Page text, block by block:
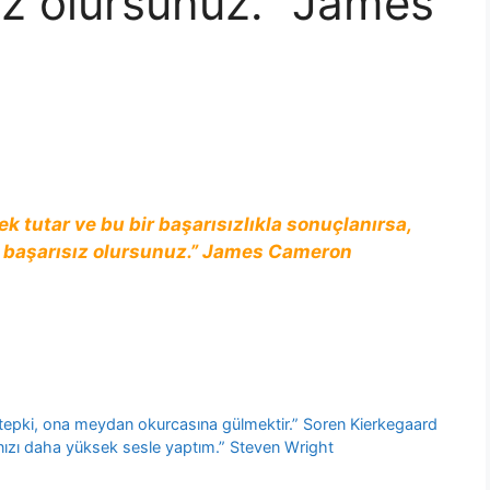
tutar ve bu bir başarısızlıkla sonuçlanırsa,
olursunuz.” James Cameron
ona meydan okurcasına gülmektir.” Soren Kierkegaard
daha yüksek sesle yaptım.” Steven Wright